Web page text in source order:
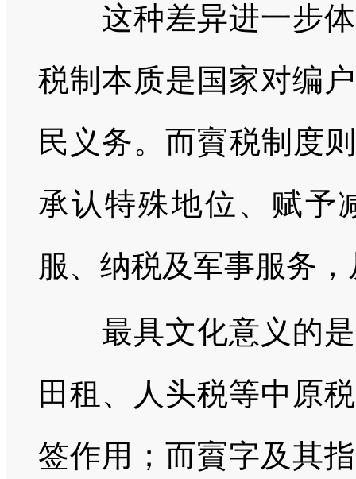
这种差异进一步体
税制本质是国家对编
民义务。而賨税制度
承认特殊地位、赋予
服、纳税及军事服务
最具文化意义的是
田租、人头税等中原
签作用；而賨字及其